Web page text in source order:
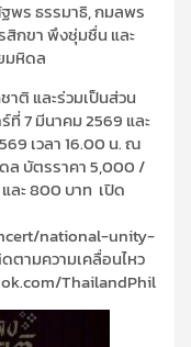
พร ธรรมาธิ, กมลพร
กขา พึงชุ่มชื่น และ
มหิดล
ติ และร่วมเป็นส่วน
ที่ 7 มีนาคม 2569 และ
เวลา 16.00 น. ณ
ล บัตรราคา 5,000 /
ละ 800 บาท เปิด
national-unity-
ตามความเคลื่อนไหว
ThailandPhil